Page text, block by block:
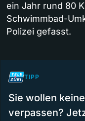
ein Jahr rund 80
Schwimmbad-
Polizei gefasst.
TIPP
Sie wollen
verpassen?